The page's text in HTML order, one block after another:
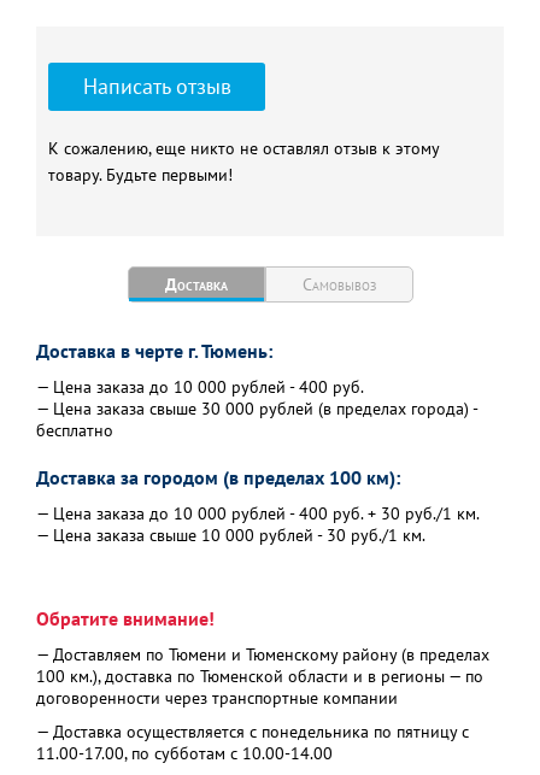
Написать отзыв
К сожалению, еще никто не оставлял отзыв к этому
товару. Будьте первыми!
Доставка Самовывоз
Доставка в черте г. Тюмень:
— Цена заказа до 10 000 рублей - 400 руб.
— Цена заказа свыше 30 000 рублей (в пределах города) -
бесплатно
Доставка за городом (в пределах 100 км):
— Цена заказа до 10 000 рублей - 400 руб. + 30 руб./1 км.
— Цена заказа свыше 10 000 рублей - 30 руб./1 км.
Обратите внимание!
— Доставляем по Тюмени и Тюменскому району (в пределах
100 км.), доставка по Тюменской области и в регионы — по
договоренности через транспортные компании
— Доставка осуществляется с понедельника по пятницу с
11.00-17.00, по субботам с 10.00-14.00